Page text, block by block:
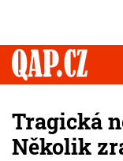
Tragická
Několik